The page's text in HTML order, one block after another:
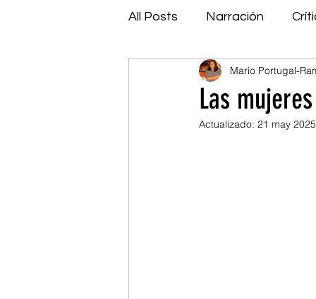
All Posts Narración
Mario Portugal Ramírez
Julián Grueso Pablo
Las
Mario Portugal-
Actualizado: 21 may 2025